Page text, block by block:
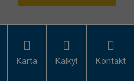
Karta Kalkyl Kontakt